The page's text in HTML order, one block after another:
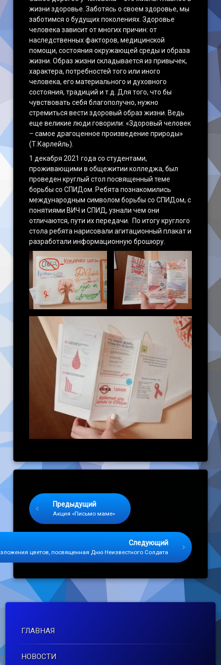
жизни здоровье. Заботясь о своем здоровье, мы
заботимся о будущих поколениях. Здоровье
человека зависит от многих причин: от
наследственных факторов, медицинской
помощи, состояния окружающей среды и образа
жизни. Образ жизни складывается из привычек,
характера, потребностей того или иного
человека, его материального и духовного
состояния, традиций и т.д. Для того, что бы
чувствовать себя благополучно, нужно
стремиться вести здоровый образ жизни. Ведь
еще великие люди говорили: «Здоровый человек
– самое драгоценное произведение природы»
(Т.Карлейль).
1 декабря 2021 года со студентами,
проживающими в общежитии колледжа, был
проведен круглый стол посвященный теме
борьбы со СПИДом. Ребята познакомились
международным символом борьбы со СПИДом, с
понятиями ВИЧ и СПИД, узнали чем они
отличаются, пути их передачи. По итогу круглого
стола ребята нарисовали агитационный плакат и
разработали информационную брошюру.
Предыдущий
Акция «Письмо маме»
Следующий
цветов, посвященная Дню Неизвестного Солдата
ГЛАВНАЯ
НОВОСТИ